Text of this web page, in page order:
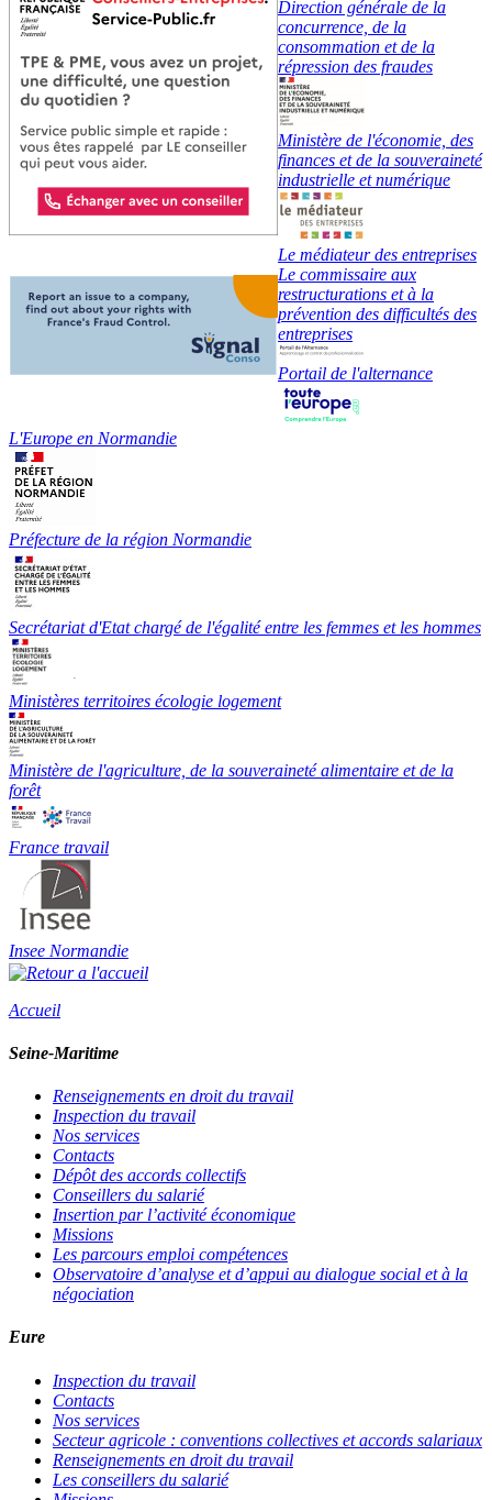
Direction générale de la
concurrence, de la
consommation et de la
répression des fraudes
Ministère de l'économie, des
finances et de la souveraineté
industrielle et numérique
Le médiateur des entreprises
Le commissaire aux
restructurations et à la
prévention des difficultés des
entreprises
Portail de l'alternance
L'Europe en Normandie
Préfecture de la région Normandie
Secrétariat d'Etat chargé de l'égalité entre les femmes et les hommes
Ministères territoires écologie logement
Ministère de l'agriculture, de la souveraineté alimentaire et de la
forêt
France travail
Insee Normandie
Accueil
Seine-Maritime
Renseignements en droit du travail
Inspection du travail
Nos services
Contacts
Dépôt des accords collectifs
Conseillers du salarié
Insertion par l’activité économique
Missions
Les parcours emploi compétences
Observatoire d’analyse et d’appui au dialogue social et à la
négociation
Eure
Inspection du travail
Contacts
Nos services
Secteur agricole : conventions collectives et accords salariaux
Renseignements en droit du travail
Les conseillers du salarié